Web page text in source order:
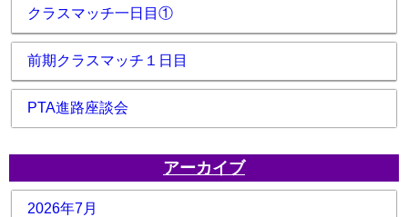
クラスマッチ一日目①
前期クラスマッチ１日目
PTA進路座談会
アーカイブ
2026年7月